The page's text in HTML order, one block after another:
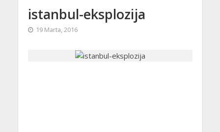
istanbul-eksplozija
19 Marta, 2016